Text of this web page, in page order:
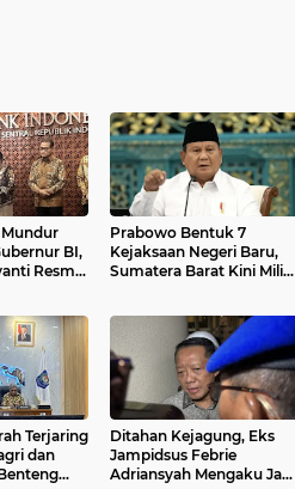
BI,
Resmi
Prabowo Bentuk 7
Kejaksaan Negeri Baru,
Sumatera Barat Kini Miliki
Penegakan Hukum
Terjaring
dan
Ditahan Kejagung, Eks
Jampidsus Febrie
Adriansyah Mengaku Jadi